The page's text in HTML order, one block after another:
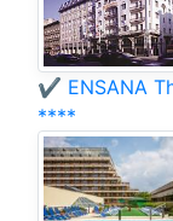
✔️ ENSANA
****